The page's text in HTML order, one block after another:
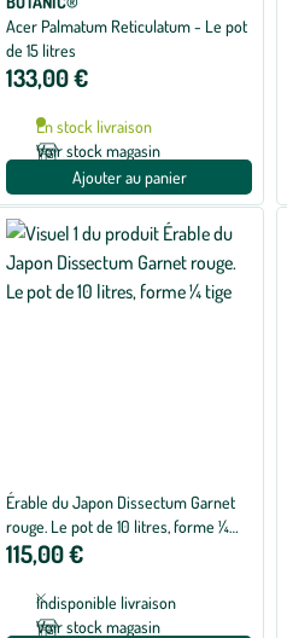
Acer Palmatum Reticulatum - Le pot
de 15 litres
133,00 €
En stock livraison
Voir stock magasin
Ajouter au panier
Érable du Japon Dissectum Garnet
rouge. Le pot de 10 litres, forme ¼
tige
115,00 €
Indisponible livraison
Voir stock magasin